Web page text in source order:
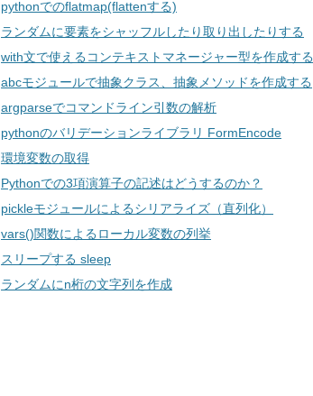
pythonでのflatmap(flattenする)
ランダムに要素をシャッフルしたり取り出したりする
with文で使えるコンテキストマネージャー型を作成する
abcモジュールで抽象クラス、抽象メソッドを作成する
argparseでコマンドライン引数の解析
pythonのバリデーションライブラリ FormEncode
環境変数の取得
Pythonでの3項演算子の記述はどうするのか？
pickleモジュールによるシリアライズ（直列化）
vars()関数によるローカル変数の列挙
スリープする sleep
ランダムにn桁の文字列を作成